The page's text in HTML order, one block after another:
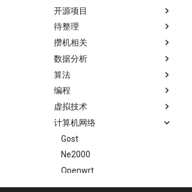
开源项目
待整理
攒机相关
数据分析
算法
编程
虚拟技术
计算机网络
Gost
Ne2000
Openwrt
Rtsp